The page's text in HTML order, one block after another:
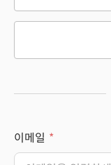
이메일